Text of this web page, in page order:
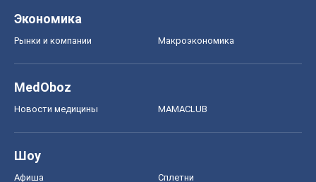
Экономика
Рынки и компании Mакроэкономика
MedOboz
Новости медицины MAMACLUB
Шоу
Афиша Сплетни